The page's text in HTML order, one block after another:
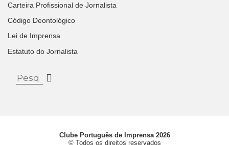
Carteira Profissional de Jornalista
Código Deontológico
Lei de Imprensa
Estatuto do Jornalista
Clube Português de Imprensa 2026
© Todos os direitos reservados